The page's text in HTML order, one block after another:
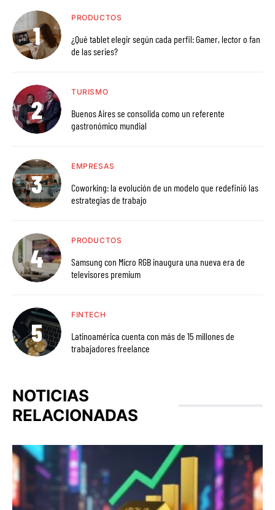
PRODUCTOS
¿Qué tablet elegir según cada perfil: Gamer, lector o fan
de las series?
TURISMO
Buenos Aires se consolida como un referente
gastronómico mundial
EMPRESAS
Coworking: la evolución de un modelo que redefinió las
estrategias de trabajo
PRODUCTOS
Samsung con Micro RGB inaugura una nueva era de
televisores premium
FINTECH
Latinoamérica cuenta con más de 15 millones de
trabajadores freelance
NOTICIAS
RELACIONADAS